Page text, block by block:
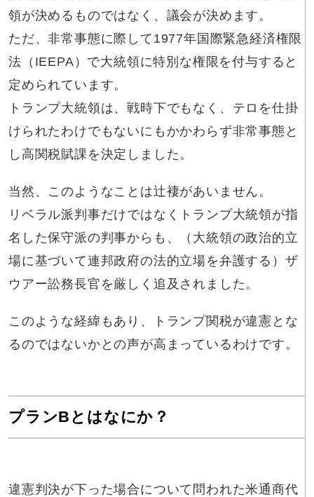
領が決めるものではなく、議会が決めます。
ただ、非常事態に際して1977年国際緊急経済権限
法（IEEPA）で大統領に特別な権限を付与すると
定められています。
トランプ大統領は、戦時下でもなく、テロを仕掛
けられたわけでもないにもかかわらず非常事態と
し高関税賦課を決定しました。
当然、このようなことは辻褄があいません。
リベラル派判事だけではなくトランプ大統領が指
名した保守派の判事からも、（大統領の政治的立
場に基づいて連邦政府の法的立場を弁護する）ザ
ウアー訟務長官を厳しく追及されました。
このような経緯もあり、トランプ関税が違憲とな
るのではないかとの声が高まっているわけです。
プランBとはなにか？
違憲判決が下った場合について問われた米通商代